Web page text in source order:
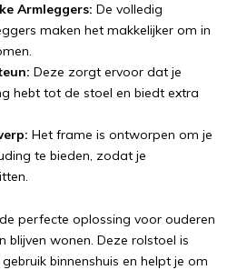
Armleggers: De volledig
maken het makkelijker om in
Deze zorgt ervoor dat je
hebt tot de stoel en biedt extra
Het frame is ontworpen om je
te bieden, zodat je
perfecte oplossing voor ouderen
blijven wonen. Deze rolstoel is
binnenshuis en helpt je om